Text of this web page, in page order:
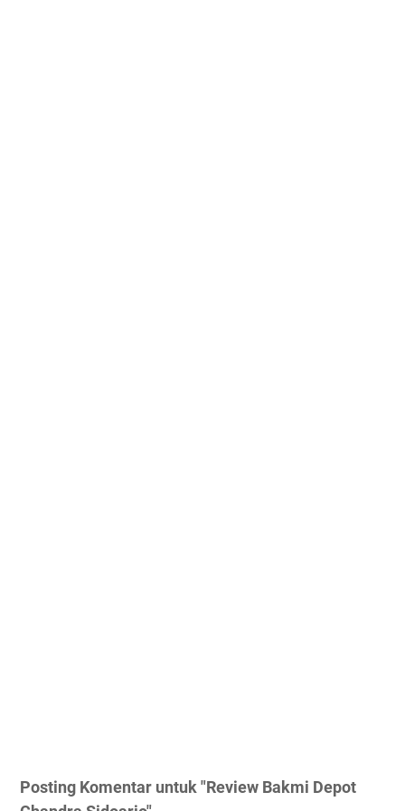
Posting Komentar untuk "Review Bakmi Depot